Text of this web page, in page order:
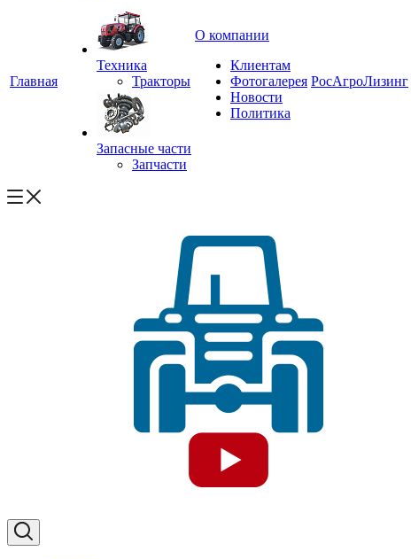
Главная
Техника
Тракторы
Запасные части
Запчасти
О компании
Клиентам
Фотогалерея
Новости
Политика
РосАгроЛизинг